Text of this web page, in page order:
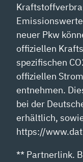
neuer Pkw
offiziellen
spezifischen
offiziellen
entnehmen.
bei der
erhältlich,
https://
** Partnerlink.